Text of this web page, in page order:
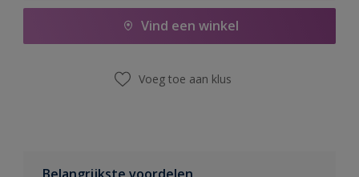
Vind een winkel
Voeg toe aan klus